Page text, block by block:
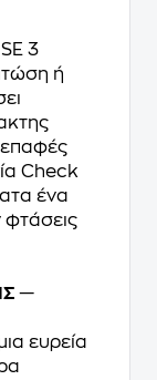
3
ή
επαφές
Check
ένα
—
ευρεία